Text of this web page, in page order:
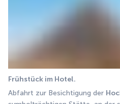
Frühstück im Hotel.
Abfahrt zur Besichtigung der